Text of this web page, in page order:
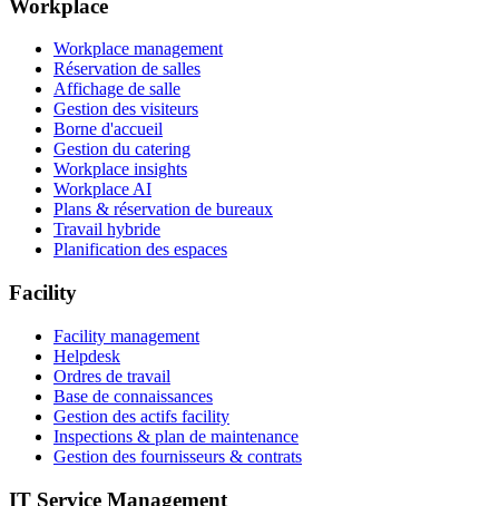
Workplace
Workplace management
Réservation de salles
Affichage de salle
Gestion des visiteurs
Borne d'accueil
Gestion du catering
Workplace insights
Workplace AI
Plans & réservation de bureaux
Travail hybride
Planification des espaces
Facility
Facility management
Helpdesk
Ordres de travail
Base de connaissances
Gestion des actifs facility
Inspections & plan de maintenance
Gestion des fournisseurs & contrats
IT Service Management